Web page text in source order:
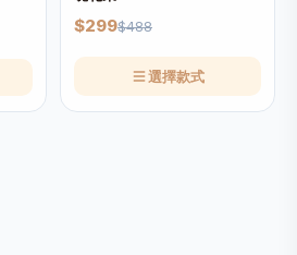
$299$488
選擇款式